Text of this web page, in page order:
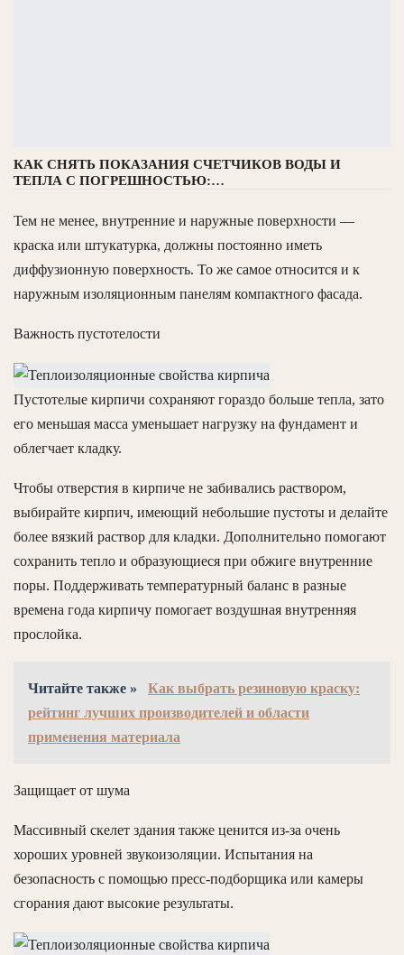
КАК СНЯТЬ ПОКАЗАНИЯ СЧЕТЧИКОВ ВОДЫ И
ТЕПЛА С ПОГРЕШНОСТЬЮ:…
Тем не менее, внутренние и наружные поверхности —
краска или штукатурка, должны постоянно иметь
диффузионную поверхность. То же самое относится и к
наружным изоляционным панелям компактного фасада.
Важность пустотелости
Пустотелые кирпичи сохраняют гораздо больше тепла, зато
его меньшая масса уменьшает нагрузку на фундамент и
облегчает кладку.
Чтобы отверстия в кирпиче не забивались раствором,
выбирайте кирпич, имеющий небольшие пустоты и делайте
более вязкий раствор для кладки. Дополнительно помогают
сохранить тепло и образующиеся при обжиге внутренние
поры. Поддерживать температурный баланс в разные
времена года кирпичу помогает воздушная внутренняя
прослойка.
Читайте также »
Как выбрать резиновую краску:
рейтинг лучших производителей и области
применения материала
Защищает от шума
Массивный скелет здания также ценится из-за очень
хороших уровней звукоизоляции. Испытания на
безопасность с помощью пресс-подборщика или камеры
сгорания дают высокие результаты.